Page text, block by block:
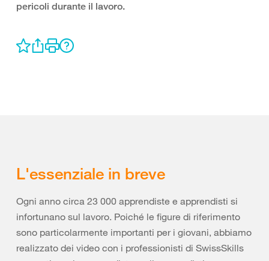
pericoli durante il lavoro.
L'essenziale in breve
Ogni anno circa 23 000 apprendiste e apprendisti si
infortunano sul lavoro. Poiché le figure di riferimento
sono particolarmente importanti per i giovani, abbiamo
realizzato dei video con i professionisti di SwissSkills